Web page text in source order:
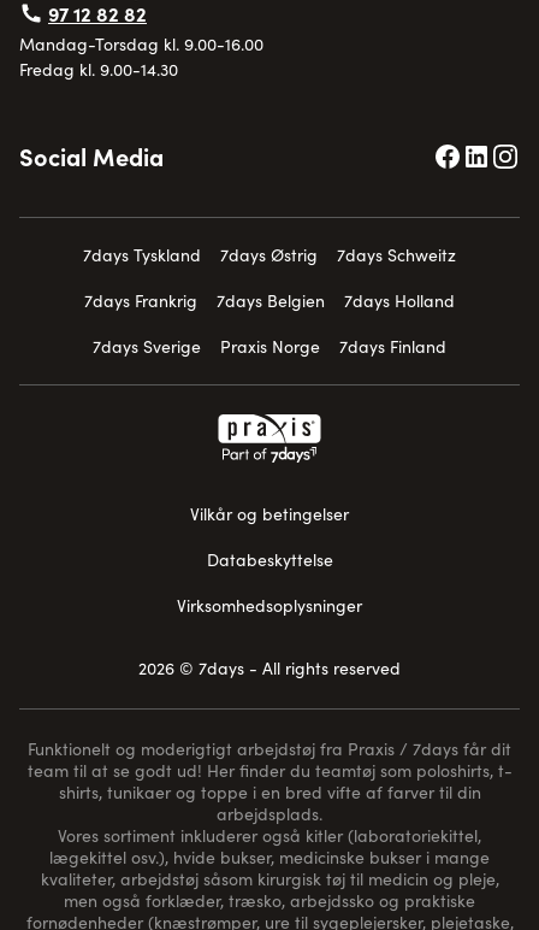
97 12 82 82
Mandag-Torsdag kl. 9.00-16.00
Fredag kl. 9.00-14.30
Social Media
7days Tyskland 7days Østrig
7days Schweitz
7days Frankrig
7days Belgien
7days Holland
7days Sverige
Praxis Norge 7days Finland
Vilkår og betingelser
Databeskyttelse
Virksomhedsoplysninger
2026 © 7days - All rights reserved
Funktionelt og moderigtigt arbejdstøj fra Praxis / 7days får dit
team til at se godt ud! Her finder du teamtøj som poloshirts, t-
shirts, tunikaer og toppe i en bred vifte af farver til din
arbejdsplads.
Vores sortiment inkluderer også kitler (laboratoriekittel,
lægekittel osv.), hvide bukser, medicinske bukser i mange
kvaliteter, arbejdstøj såsom kirurgisk tøj til medicin og pleje,
men også forklæder, træsko, arbejdssko og praktiske
fornødenheder (knæstrømper, ure til sygeplejersker, plejetaske,